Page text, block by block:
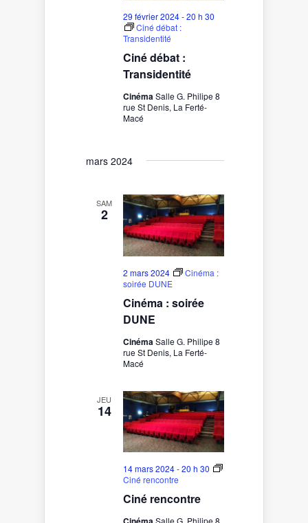
Ciné débat :
Transidentité
29 février 2024 - 20 h 30
Ciné débat :
Transidentité
CinémaSalle G. Philipe 8
rue St Denis, La Ferté-
Macé
mars 2024
SAM
2
Cinéma : soirée
DUNE
2 mars 2024
Cinéma :
soirée DUNE
Cinéma Salle G. Philipe 8
rue St Denis, La Ferté-
Macé
JEU
14
Ciné rencontre
14 mars 2024 - 20 h 30
Ciné rencontre